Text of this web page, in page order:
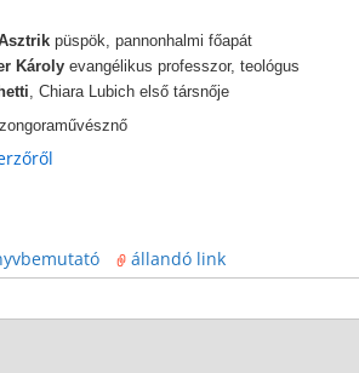
püspök, pannonhalmi főapát
Károlyevangélikus professzor, teológus
Chiara Lubichelső társnője
állandó link